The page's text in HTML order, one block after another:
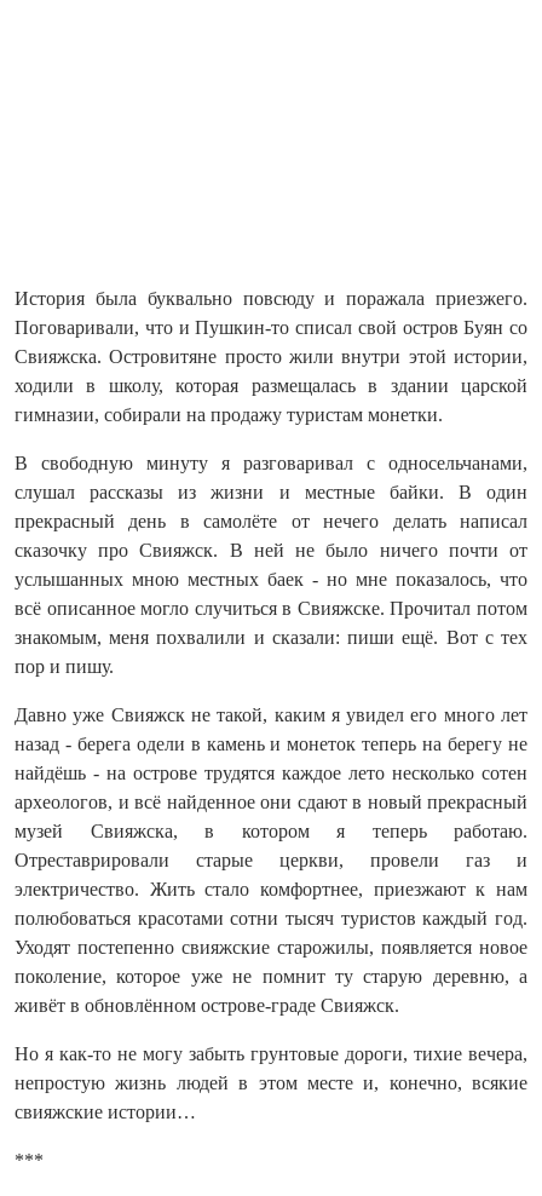
История была буквально повсюду и поражала приезжего.
Поговаривали, что и Пушкин‑то списал свой остров Буян со
Свияжска. Островитяне просто жили внутри этой истории,
ходили в школу, которая размещалась в здании царской
гимназии, собирали на продажу туристам монетки.
В свободную минуту я разговаривал с односельчанами,
слушал рассказы из жизни и местные байки. В один
прекрасный день в самолёте от нечего делать написал
сказочку про Свияжск. В ней не было ничего почти от
услышанных мною местных баек - но мне показалось, что
всё описанное могло случиться в Свияжске. Прочитал потом
знакомым, меня похвалили и сказали: пиши ещё. Вот с тех
пор и пишу.
Давно уже Свияжск не такой, каким я увидел его много лет
назад - берега одели в камень и монеток теперь на берегу не
найдёшь - на острове трудятся каждое лето несколько сотен
археологов, и всё найденное они сдают в новый прекрасный
музей Свияжска, в котором я теперь работаю.
Отреставрировали старые церкви, провели газ и
электричество. Жить стало комфортнее, приезжают к нам
полюбоваться красотами сотни тысяч туристов каждый год.
Уходят постепенно свияжские старожилы, появляется новое
поколение, которое уже не помнит ту старую деревню, а
живёт в обновлённом острове‑граде Свияжск.
Но я как‑то не могу забыть грунтовые дороги, тихие вечера,
непростую жизнь людей в этом месте и, конечно, всякие
свияжские истории…
***